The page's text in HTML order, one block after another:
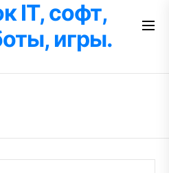
IT, софт,
игры.